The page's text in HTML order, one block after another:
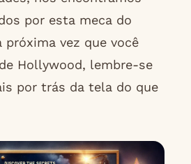
por esta meca do
próxima vez que você
Hollywood, lembre-se
por trás da tela do que